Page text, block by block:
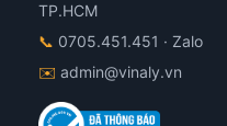
TP.HCM
📞 0705.451.451 · Zalo
✉️ admin@vinaly.vn